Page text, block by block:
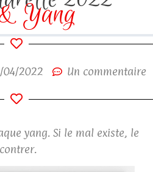
Yang
04/2022 Un commentaire
yang. Si le mal existe, le